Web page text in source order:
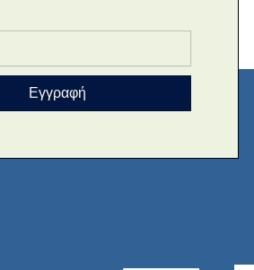
Εγγραφή